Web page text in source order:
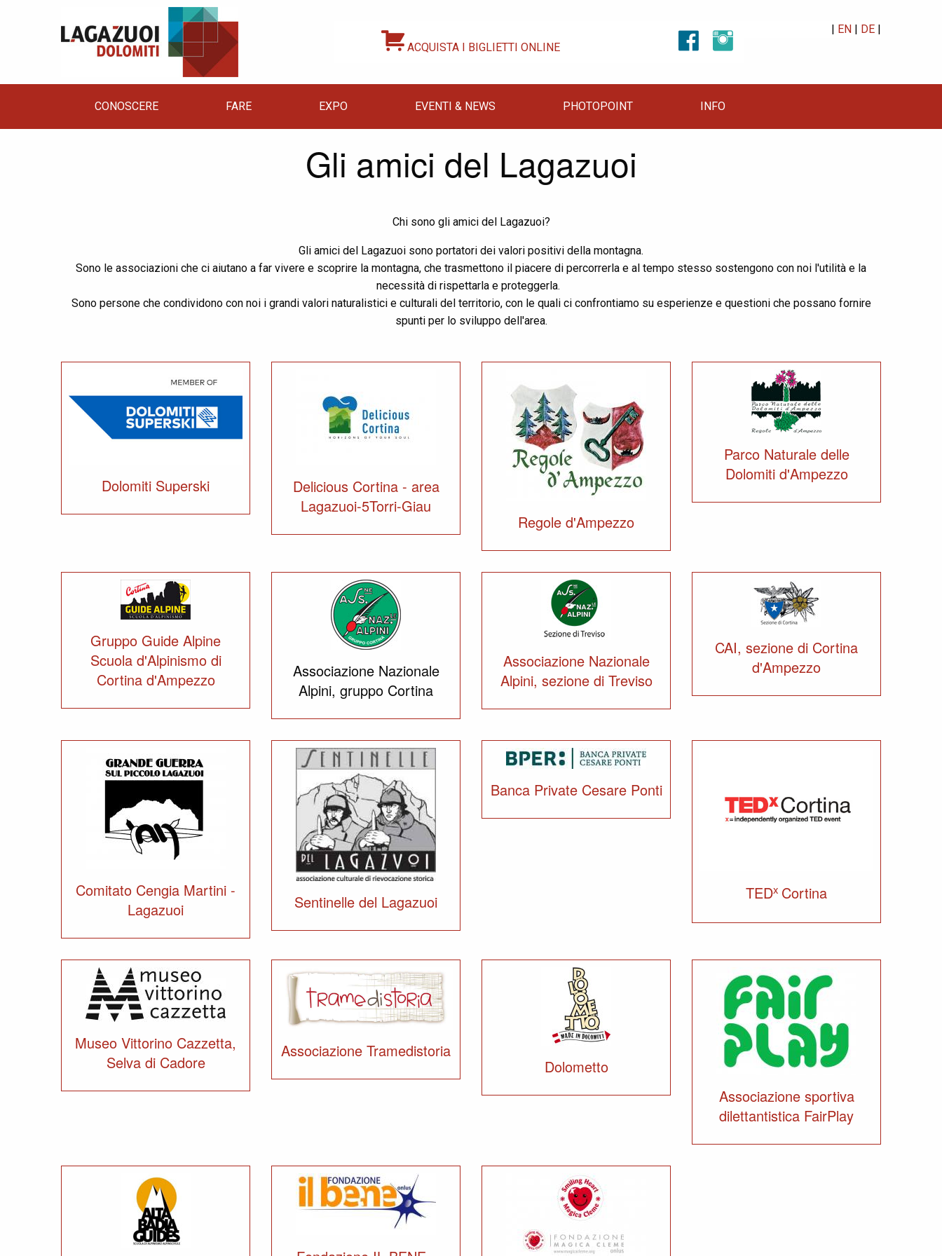
ACQUISTA I BIGLIETTI ONLINE
| EN| DE|
CONOSCERE FARE EXPO EVENTI & NEWS PHOTOPOINT INFO
Gli amici del Lagazuoi
Chi sono gli amici del Lagazuoi?
Gli amici del Lagazuoi sono portatori dei valori positivi della montagna.
Sono le associazioni che ci aiutano a far vivere e scoprire la montagna, che trasmettono il piacere di percorrerla e al tempo stesso sostengono con noi l'utilità e la
necessità di rispettarla e proteggerla.
Sono persone che condividono con noi i grandi valori naturalistici e culturali del territorio, con le quali ci confrontiamo su esperienze e questioni che possano fornire
spunti per lo sviluppo dell'area.
Dolomiti Superski
Delicious Cortina - area
Lagazuoi-5Torri-Giau
Regole d'Ampezzo
Parco Naturale delle
Dolomiti d'Ampezzo
Gruppo Guide Alpine
Scuola d'Alpinismo di
Cortina d'Ampezzo
Associazione Nazionale
Alpini, gruppo Cortina
Associazione Nazionale
Alpini, sezione di Treviso
CAI, sezione di Cortina
d'Ampezzo
Comitato Cengia Martini -
Lagazuoi
Sentinelle del Lagazuoi
Banca Private Cesare Ponti
TEDx Cortina
Museo Vittorino Cazzetta,
Selva di Cadore
Associazione Tramedistoria
Dolometto
Associazione sportiva
dilettantistica FairPlay